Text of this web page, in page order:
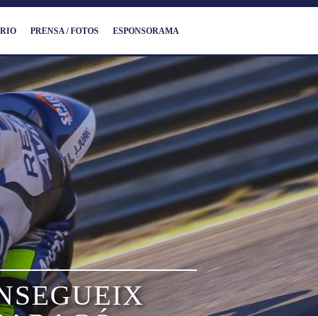
PRENSA / FOTOS ESPONSORAMA